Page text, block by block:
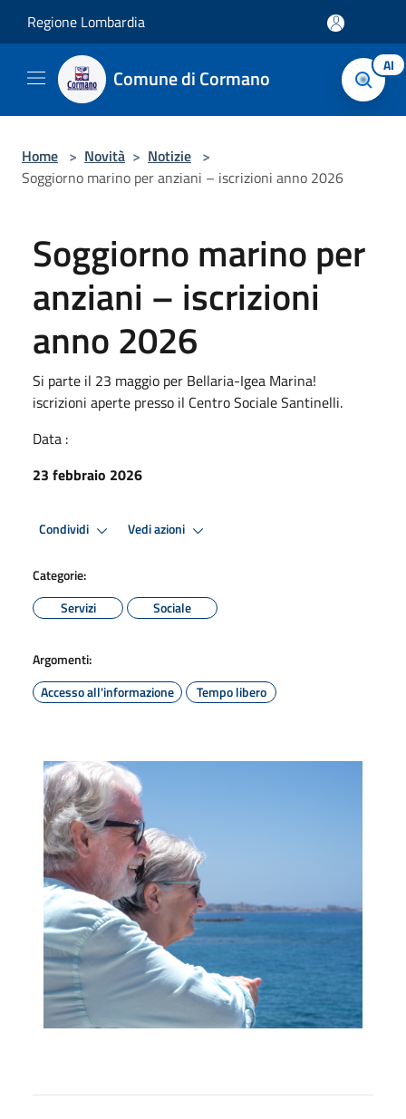
Regione Lombardia
Comune di Cormano AI
Home > Novità > Notizie >
Soggiorno marino per anziani – iscrizioni anno 2026
Soggiorno marino per
anziani – iscrizioni
anno 2026
Si parte il 23 maggio per Bellaria-Igea Marina!
iscrizioni aperte presso il Centro Sociale Santinelli.
Data :
23 febbraio 2026
Condividi Vedi azioni
Categorie:
Servizi
Sociale
Argomenti:
Accesso all'informazione
Tempo libero